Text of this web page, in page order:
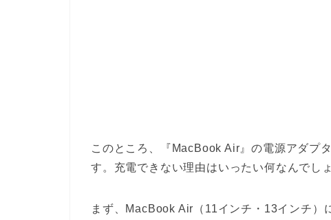
このところ、『MacBook Air』の電源アダプ
す。充電できない理由はいったい何なんでしょ
まず、MacBook Air（11インチ・13インチ